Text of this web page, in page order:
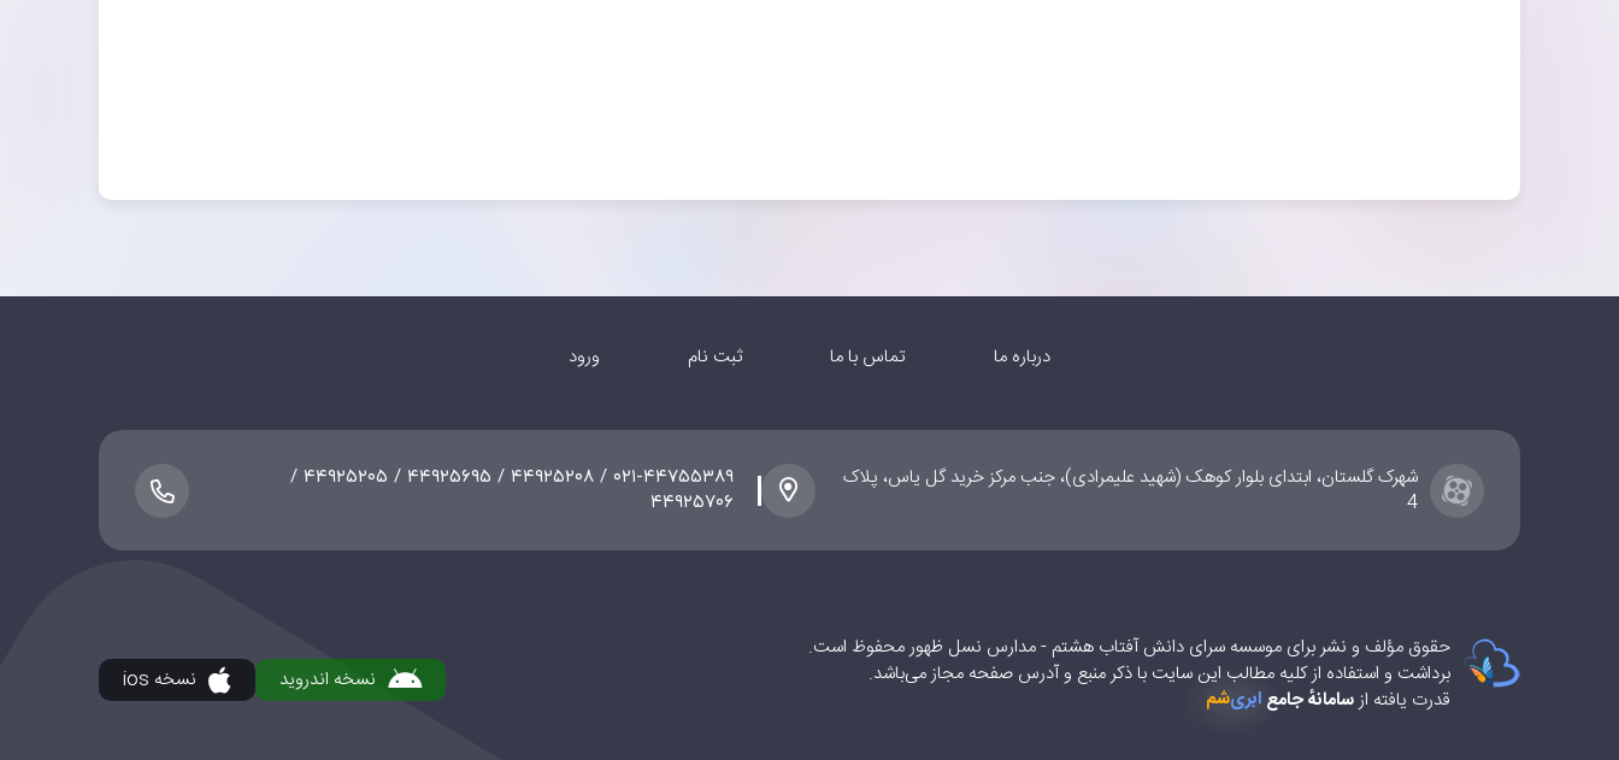
درباره ما تماس با ما ثبت نام ورود
شهرک گلستان، ابتدای بلوار کوهک (شهید علیمرادی)، جنب مرکز خرید گل یاس، پلاک
4
۰۲۱-۴۴۷۵۵۳۸۹ / ۴۴۹۲۵۲۰۸ / ۴۴۹۲۵۶۹۵ / ۴۴۹۲۵۲۰۵ /
۴۴۹۲۵۷۰۶
حقوق مؤلف و نشر برای موسسه سرای دانش آفتاب هشتم - مدارس نسل ظهور محفوظ است.
برداشت و استفاده از کلیه مطالب این سایت با ذکر منبع و آدرس صفحه مجاز می‌باشد.
قدرت یافته ازسامانهٔ جامعابری‌شم
نسخه اندروید نسخه ios